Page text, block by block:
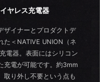
ヤレス充電器
ザイナーとプロダクトデ
た＜NATIVE UNION（ネ
電器。表面にはシリコン
充電が可能です。約3mm
取り外し不要という点も